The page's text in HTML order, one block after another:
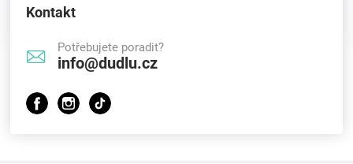
Kontakt
Potřebujete poradit?
info@dudlu.cz